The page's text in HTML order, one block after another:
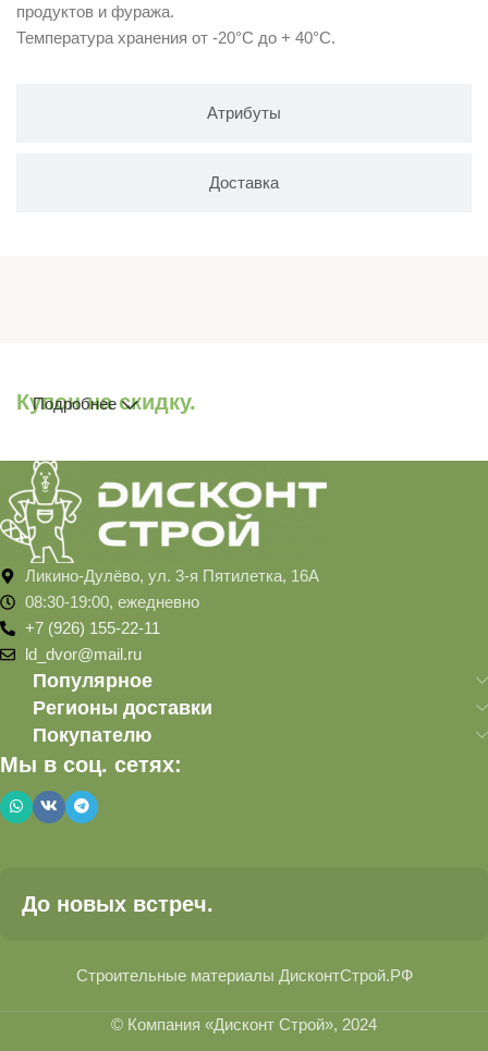
Атрибуты
Доставка
продуктов и фуража.
Температура хранения от -20°С до + 40°С.
Купон на скидку.
Подробнее
Ликино-Дулёво, ул. 3-я Пятилетка, 16А
08:30-19:00, ежедневно
+7 (926) 155-22-11
ld_dvor@mail.ru
Популярное
Регионы доставки
Покупателю
Мы в соц. сетях:
До новых встреч.
Строительные материалы ДисконтСтрой.РФ
© Компания «Дисконт Строй», 2024